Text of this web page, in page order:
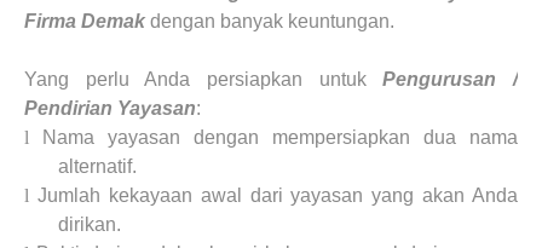
Firma Demak dengan banyak keuntungan.
Yang perlu Anda persiapkan untukPengurusan /
Pendirian Yayasan:
l
Nama yayasan dengan mempersiapkan dua nama
alternatif.
l Jumlah kekayaan awal dari yayasan yang akan Anda
dirikan.